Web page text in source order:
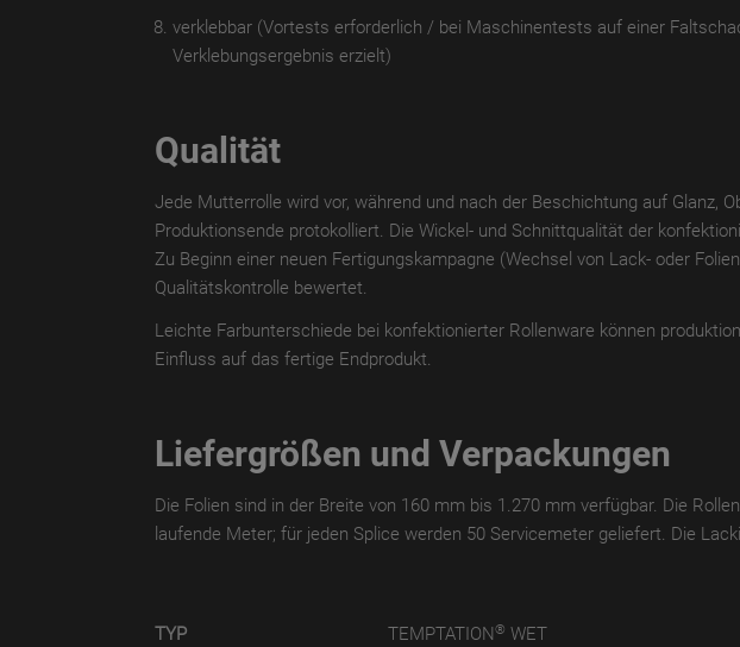
verklebbar (Vortests erforderlich / bei Maschinentests auf einer
Verklebungsergebnis erzielt)
Qualität
Jede Mutterrolle wird vor, während und nach der Beschichtung auf Glanz,
Produktionsende protokolliert. Die Wickel- und Schnittqualität der
Zu Beginn einer neuen Fertigungskampagne (Wechsel von Lack- oder
Qualitätskontrolle bewertet.
Leichte Farbunterschiede bei konfektionierter Rollenware können
Einfluss auf das fertige Endprodukt.
Liefergrößen und Verpackungen
Die Folien sind in der Breite von 160 mm bis 1.270 mm verfügbar. Die
laufende Meter; für jeden Splice werden 50 Servicemeter geliefert. Die
TYP TEMPTATION® WET